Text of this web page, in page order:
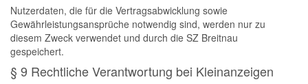
Nutzerdaten, die für die Vertragsabwicklung sowie
Gewährleistungsansprüche notwendig sind, werden nur zu
diesem Zweck verwendet und durch die SZ Breitnau
gespeichert.
§ 9 Rechtliche Verantwortung bei Kleinanzeigen